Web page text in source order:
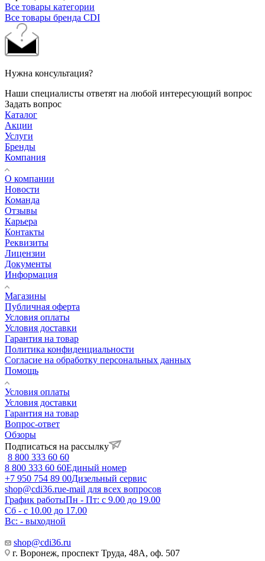
Все товары категории
Все товары бренда CDI
Нужна консультация?
Наши специалисты ответят на любой интересующий вопрос
Задать вопрос
Каталог
Акции
Услуги
Бренды
Компания
О компании
Новости
Команда
Отзывы
Карьера
Контакты
Реквизиты
Лицензии
Документы
Информация
Магазины
Публичная оферта
Условия оплаты
Условия доставки
Гарантия на товар
Политика конфиденциальности
Согласие на обработку персональных данных
Помощь
Условия оплаты
Условия доставки
Гарантия на товар
Вопрос-ответ
Обзоры
Подписаться на рассылку
8 800 333 60 60
8 800 333 60 60Единый номер
+7 950 754 89 00Дизельный сервис
shop@cdi36.rue-mail для всех вопросов
График работыПн - Пт: с 9.00 до 19.00
Сб - с 10.00 до 17.00
Вс: - выходной
shop@cdi36.ru
г. Воронеж, проспект Труда, 48А, оф. 507